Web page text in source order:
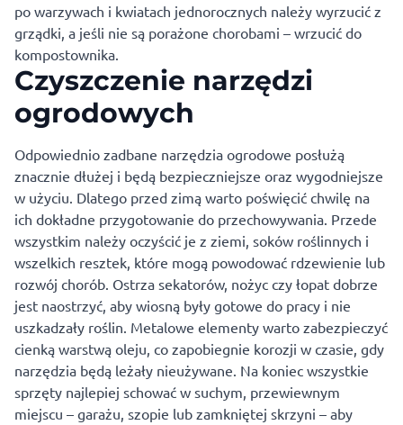
po warzywach i kwiatach jednorocznych należy wyrzucić z
grządki, a jeśli nie są porażone chorobami – wrzucić do
kompostownika.
Czyszczenie narzędzi
ogrodowych
Odpowiednio zadbane narzędzia ogrodowe posłużą
znacznie dłużej i będą bezpieczniejsze oraz wygodniejsze
w użyciu. Dlatego przed zimą warto poświęcić chwilę na
ich dokładne przygotowanie do przechowywania. Przede
wszystkim należy oczyścić je z ziemi, soków roślinnych i
wszelkich resztek, które mogą powodować rdzewienie lub
rozwój chorób. Ostrza sekatorów, nożyc czy łopat dobrze
jest naostrzyć, aby wiosną były gotowe do pracy i nie
uszkadzały roślin. Metalowe elementy warto zabezpieczyć
cienką warstwą oleju, co zapobiegnie korozji w czasie, gdy
narzędzia będą leżały nieużywane. Na koniec wszystkie
sprzęty najlepiej schować w suchym, przewiewnym
miejscu – garażu, szopie lub zamkniętej skrzyni – aby